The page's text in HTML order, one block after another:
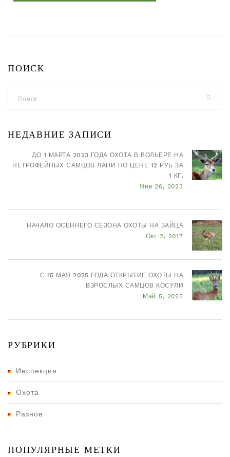
ПОИСК
НЕДАВНИЕ ЗАПИСИ
ДО 1 МАРТА 2023 ГОДА ОХОТА В ВОЛЬЕРЕ НА
НЕТРОФЕЙНЫХ САМЦОВ ЛАНИ ПО ЦЕНЕ 12 РУБ ЗА
1 КГ.
Янв 26, 2023
НАЧАЛО ОСЕННЕГО СЕЗОНА ОХОТЫ НА ЗАЙЦА
Окт 2, 2017
С 15 МАЯ 2025 ГОДА ОТКРЫТИЕ ОХОТЫ НА
ВЗРОСЛЫХ САМЦОВ КОСУЛИ
Май 5, 2025
РУБРИКИ
Инспекция
Охота
Разное
ПОПУЛЯРНЫЕ МЕТКИ